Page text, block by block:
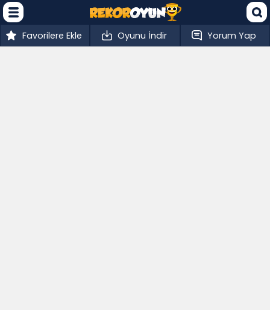
Favorilere Ekle Oyunu İndir Yorum Yap